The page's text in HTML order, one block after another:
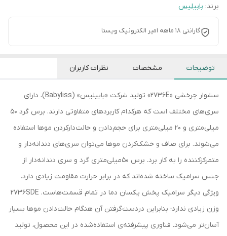
برند: بابیلیس
گارانتی 18 ماهه امیر الکترونیک ویستا
توضیحات مشخصات نظرات کاربران
سشوار چرخشی «2736E» تولید شرکت «بابیلیس» (Babyliss)، دارای
سری‌های مختلف است که هرکدام کاربردهای متفاوتی دارند. برس گرد 50
میلی‌متری و 20 میلی‌متری برای حجم‌دادن و حالت‌دارکردن موها استفاده
می‌شوند. برای صاف و خشک‌کردن موها می‌توان سری‌های دندانه‌دار و
متمرکزکننده را به کار برد. برس 50میلی‌متری گرد و سری دندانه‌دار از
جنس سرامیک ساخته شده‌اند که در برابر حرارت مقاومت زیادی دارد.
ویژگی دیگر سرامیک پخش یکسان دما در تمام قسمت‌هاست. 2736SDE
وزن زیادی ندارد؛ بنابراین دردست‌گرفتن آن ‌هنگام حالت‌دادن موها بسیار
آسان‌تر می‌شود. فناوری پیشرفته‌ی استفاده‌شده در این محصول، تولید